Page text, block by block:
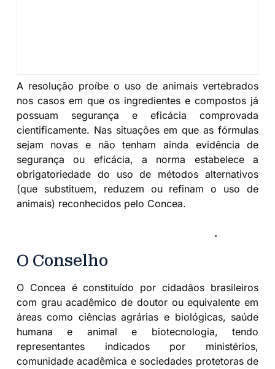
A resolução proíbe o uso de animais vertebrados
nos casos em que os ingredientes e compostos já
possuam segurança e eficácia comprovada
cientificamente. Nas situações em que as fórmulas
sejam novas e não tenham ainda evidência de
segurança ou eficácia, a norma estabelece a
obrigatoriedade do uso de métodos alternativos
(que substituem, reduzem ou refinam o uso de
animais) reconhecidos pelo Concea.
.
O Conselho
O Concea é constituído por cidadãos brasileiros
com grau acadêmico de doutor ou equivalente em
áreas como ciências agrárias e biológicas, saúde
humana e animal e biotecnologia, tendo
representantes indicados por ministérios,
comunidade acadêmica e sociedades protetoras de